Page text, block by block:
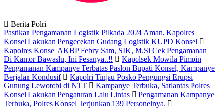
Berita Polri
Pastikan Pengamanan Logistik Pilkada 2024 Aman, Kapolres
Konsel Lakukan Pengecekan Gudang Logistik KUPD Konsel
Kapolres Konsel AKBP Febry Sam, SIK, M.Si Cek Pengamanan
Di Kantor Bawaslu, Ini Pesanya..!!
Kapolsek Mowila Pimpin
Pengamanan Kampanye Terbatas Paslon Bupati Konsel, Kampanye
Berjalan Kondusif
Kapolri Tinjau Posko Pengungsi Erupsi
Gunung Lewotobi di NTT
Kampanye Terbuka, Satlantas Polres
Konsel Lakukan Pengaturan Lalu Lintas
Pengamanan Kampanye
Terbuka, Polres Konsel Terjunkan 139 Personelnya.